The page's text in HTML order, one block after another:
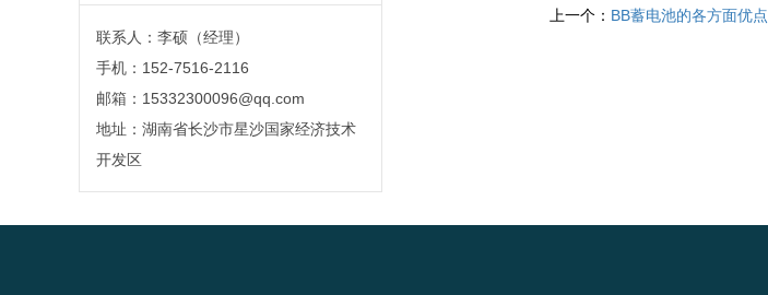
联系人：李硕（经理）
手机：152-7516-2116
邮箱：15332300096@qq.com
地址：湖南省长沙市星沙国家经济技术
开发区
上一个： BB蓄电池的各方面优点